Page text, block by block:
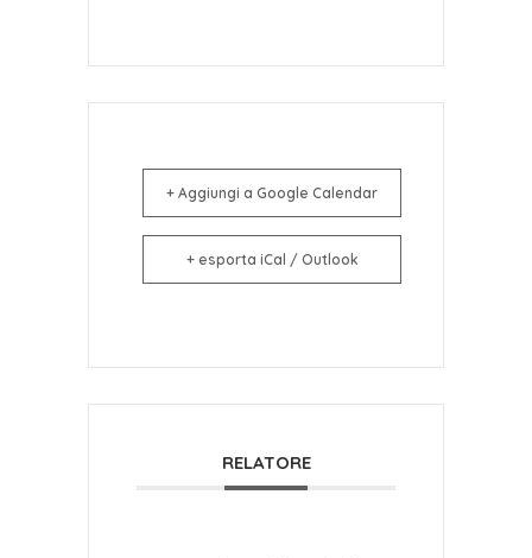
+ Aggiungi a Google Calendar
+ esporta iCal / Outlook
RELATORE